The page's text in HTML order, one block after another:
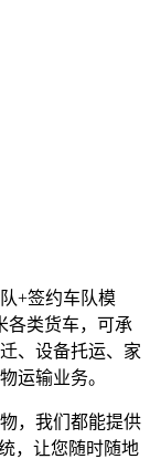
+签约车队模
各类货车，可承
、设备托运、家
运输业务。
，我们都能提供
，让您随时随地